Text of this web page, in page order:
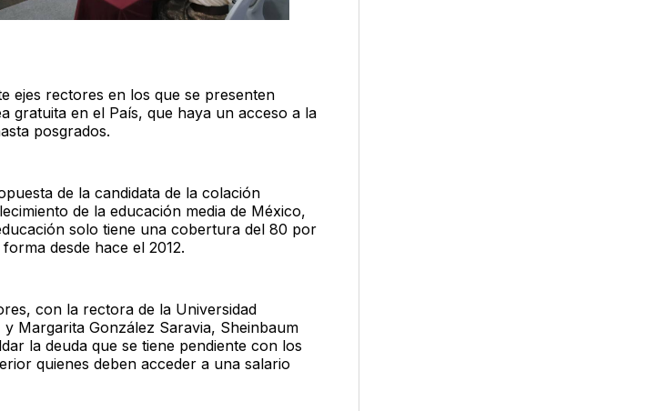
ejes rectores en los que se presenten
gratuita en el País, que haya un acceso a la
posgrados.
de la candidata de la colación
de la educación media de México,
solo tiene una cobertura del 80 por
desde hace el 2012.
con la rectora de la Universidad
Margarita González Saravia, Sheinbaum
la deuda que se tiene pendiente con los
quienes deben acceder a una salario